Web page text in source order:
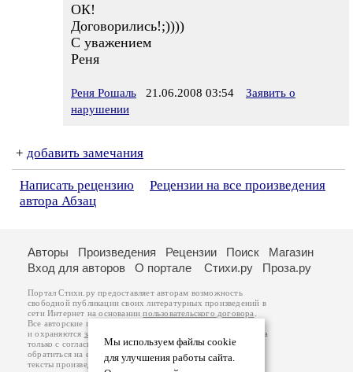
ОК!
Договорились!;))))
С уважением
Реня
Реня Рошаль 21.06.2008 03:54
Заявить о
нарушении
+ добавить замечания
Написать рецензию
Рецензии на все произведения
автора Абзац
Мы используем файлы cookie
для улучшения работы сайта.
Авторы Произведения Рецензии Поиск
Магазин
Вход для авторов
О портале Стихи.ру Проза.ру
Портал Стихи.ру предоставляет авторам возможность
свободной публикации своих литературных произведений в
сети Интернет на основаниипользовательского договора
Все авторские права на произведения принадлежат авторам
и охраняются законом
. Перепечатка произведений возможна
только с согласия его автора, к которому вы можете
обратиться на его авторской странице. Ответственность за
тексты произведений авторы несут самостоятельно на